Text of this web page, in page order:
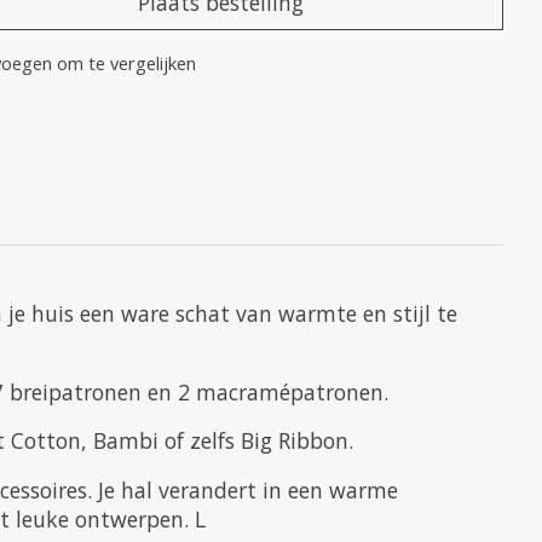
om te vergelijken
huis een ware schat van warmte en stijl te
en 2 macramépatronen.
Bambi of zelfs Big Ribbon.
Je hal verandert in een warme
ontwerpen. L